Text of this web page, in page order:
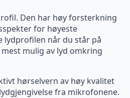
Den har høy forsterkning
for høyeste
lydprofilen når du står på
mulig av lyd omkring
hørselvern av høy kvalitet
fra mikrofonene.